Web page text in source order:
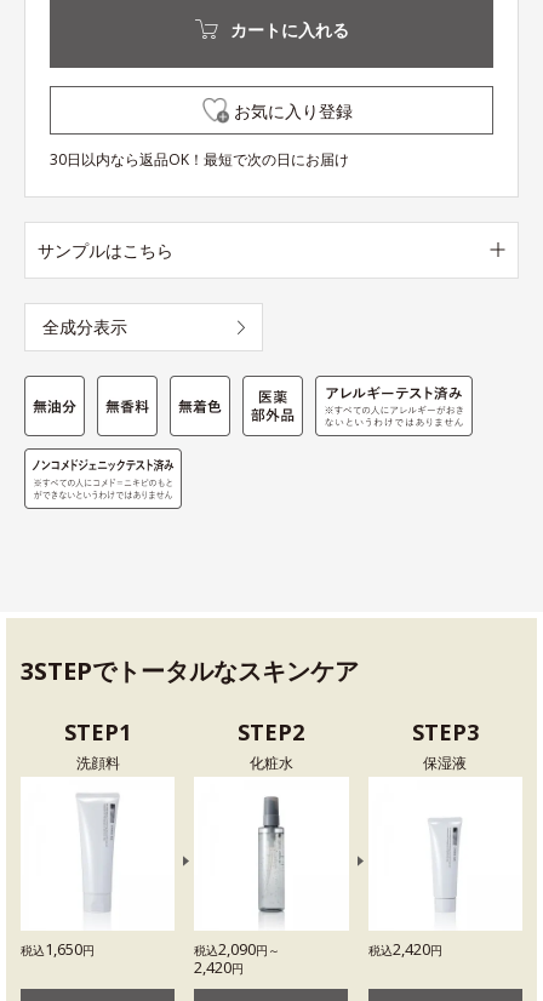
カートに入れる
お気に入り登録
30日以内なら返品OK！最短で次の日にお届け
サンプルはこちら
全成分表示
3STEPでトータルなスキンケア
STEP1
洗顔料
税込1,650円
STEP2
化粧水
税込2,090円～
2,420円
STEP3
保湿液
税込2,420円